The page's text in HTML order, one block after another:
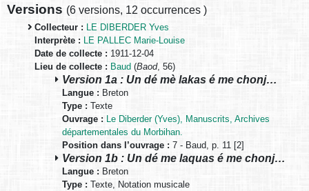
Versions (6 versions, 12 occurrences )
Collecteur : LE DIBERDER Yves
Interprète : LE PALLEC Marie-Louise
Date de collecte : 1911-12-04
Lieu de collecte : Baud (Baod, 56)
Version 1a : Un dé mè lakas é me chonj…
Langue : Breton
Type : Texte
Ouvrage : Le Diberder (Yves), Manuscrits, Archives
départementales du Morbihan.
Position dans l’ouvrage : 7 - Baud, p. 11 [2]
Version 1b : Un dé me laquas é me chonj…
Langue : Breton
Type : Texte, Notation musicale